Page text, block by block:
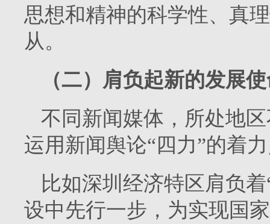
思想和精神的科学性、真
从。
（二）肩负起新的发展
不同新闻媒体，所处地
运用新闻舆论“四力”的着
比如深圳经济特区肩负
设中先行一步，为实现国